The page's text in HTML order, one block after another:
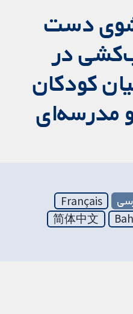
دست
در
کودکان
مدرسه‌ای
Français
简体中文